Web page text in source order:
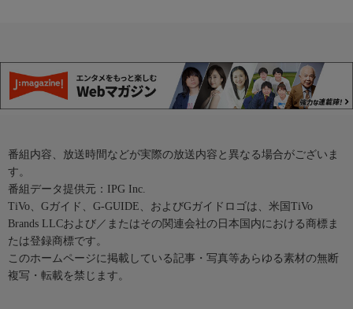
番組内容、放送時間などが実際の放送内容と異なる場合がございま
す。
番組データ提供元：IPG Inc.
TiVo、Gガイド、G-GUIDE、およびGガイドロゴは、米国TiVo
Brands LLCおよび／またはその関連会社の日本国内における商標ま
たは登録商標です。
このホームページに掲載している記事・写真等あらゆる素材の無断
複写・転載を禁じます。